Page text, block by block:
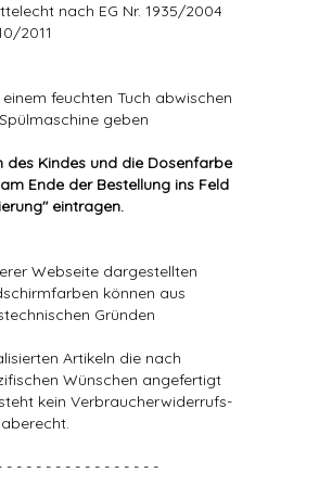
nach EG Nr. 1935/2004
2011
feuchten Tuch abwischen
geben
des Kindes und die Dosenfarbe
Ende der Bestellung ins Feld
eintragen.
Webseite dargestellten
können aus
Gründen
Artikeln die nach
Wünschen angefertigt
kein Verbraucherwiderrufs-
- - - - - - - - - - - - - - - -